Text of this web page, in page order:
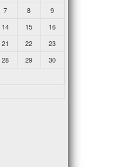
7 8
9
14 15
16
21 22
23
28 29
30